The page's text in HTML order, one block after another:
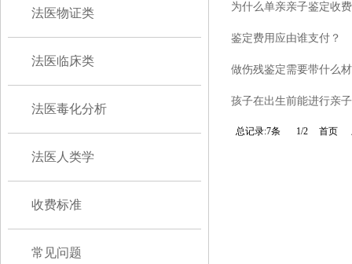
法医物证类
法医临床类
法医毒化分析
法医人类学
收费标准
常见问题
为什么单亲亲子鉴定收
鉴定费用应由谁支付？
做伤残鉴定需要带什么
孩子在出生前能进行亲
总记录:7条 1/2 首页